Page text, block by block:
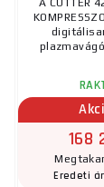
A CUTTER
168
Eredeti